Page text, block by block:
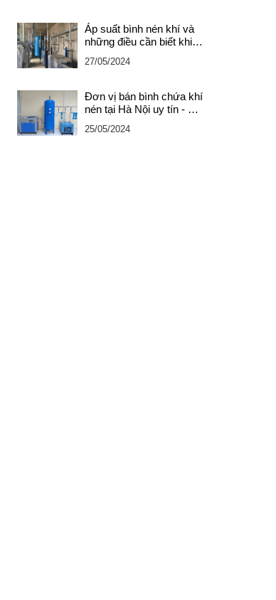
Áp suất bình nén khí và
những điều cần biết khi
toàn
27/05/2024
Đơn vị bán bình chứa khí
nén tại Hà Nội uy tín - giá
25/05/2024